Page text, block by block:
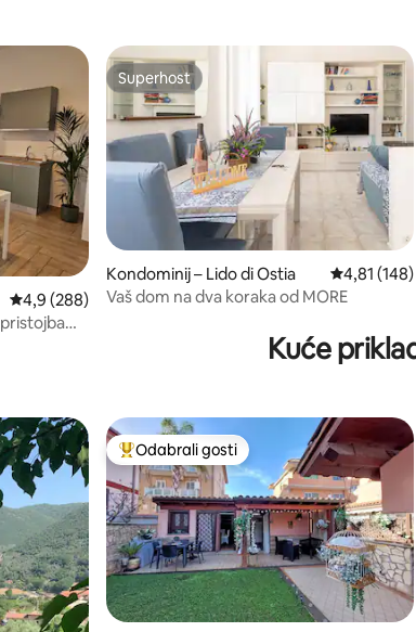
Prosječna ocjena: 4,9/5, recenzija: 288
4,9 (288)
Superhost
Superhost
Kondominij – Lido di Ostia Prosječna
4,81 (148)
Vaš dom na dva koraka od MORE
Kuće
Među najviše rangiranima s oznakom
Odabrali gosti